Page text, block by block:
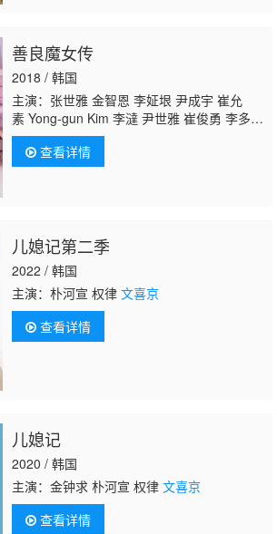
善良魔女传
2018 / 韩国
主演：张世雅 金智恩 李姃垠 尹成宇 崔允
素 Yong-gun Kim 李澾 尹世雅 崔俊勇 李多
海 柳秀荣 李德华 裴秀彬 郑惠先 朴贵顺 李惠
淑 吉勇宇 梁金锡 郑恩宇 琴宝罗 率滨 李韩
书 申惠晶 徐光载 沈亨倬 洪承范
查看详情
儿媳记第二季
2022 / 韩国
主演：朴河宣 权律 文喜京
查看详情
儿媳记
2020 / 韩国
主演：金钟求 朴河宣 权律 文喜京
查看详情